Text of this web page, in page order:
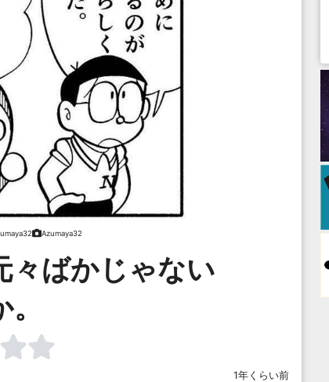
Azumaya32
々ばかじゃない
1年くらい前